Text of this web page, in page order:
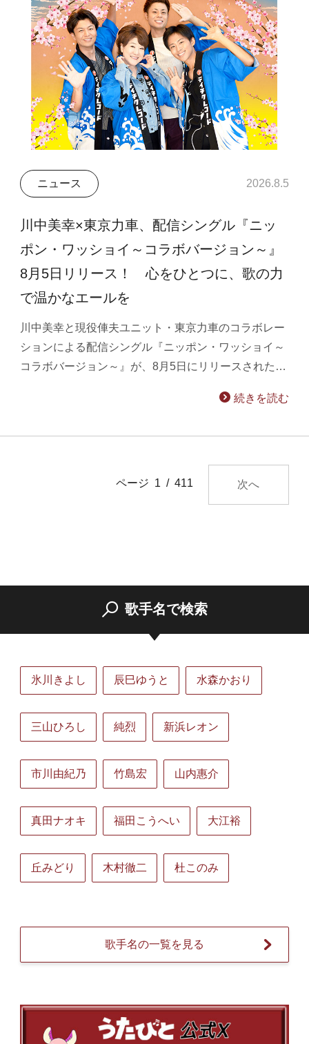
ニュース 2026.8.5
川中美幸×東京力車、配信シングル『ニッ
ポン・ワッショイ～コラボバージョン～』
8月5日リリース！ 心をひとつに、歌の力
で温かなエールを
川中美幸と現役俥夫ユニット・東京力車のコラボレー
ションによる配信シングル『ニッポン・ワッショイ～
コラボバージョン～』が、8月5日にリリースされた…
続きを読む
ページ 1 / 411 次へ
歌手名で検索
氷川きよし 辰巳ゆうと 水森かおり
三山ひろし 純烈 新浜レオン
市川由紀乃 竹島宏 山内惠介
真田ナオキ 福田こうへい 大江裕
丘みどり 木村徹二 杜このみ
歌手名の一覧を見る